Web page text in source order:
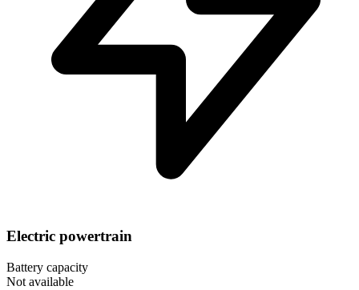
Electric powertrain
Battery capacity
Not available